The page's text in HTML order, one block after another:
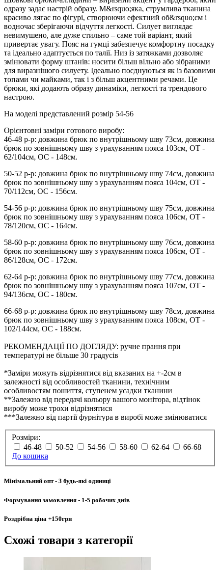
одразу задає настрій образу. М&rsquo;яка, струмлива тканина
красиво лягає по фігурі, створюючи ефектний об&rsquo;єм і
водночас зберігаючи відчуття легкості. Силует виглядає
невимушено, але дуже стильно – саме той варіант, який
привертає увагу. Пояс на гумці забезпечує комфортну посадку
та ідеально адаптується по талії. Низ із затяжками дозволяє
змінювати форму штанів: носити більш вільно або зібраними
для виразнішого силуету. Ідеально поєднуються як із базовими
топами чи майками, так і з більш акцентними речами. Це
брюки, які додають образу динаміки, легкості та трендового
настрою.
На моделі представлений розмір 54-56
Орієнтовні заміри готового виробу:
46-48 р-р: довжина брюк по внутрішньому шву 73см, довжина
брюк по зовнішньому шву з урахуванням пояса 103см, ОТ -
62/104см, ОС - 148см.
50-52 р-р: довжина брюк по внутрішньому шву 74см, довжина
брюк по зовнішньому шву з урахуванням пояса 104см, ОТ -
70/112см, ОС - 156см.
54-56 р-р: довжина брюк по внутрішньому шву 75см, довжина
брюк по зовнішньому шву з урахуванням пояса 106см, ОТ -
78/120см, ОС - 164см.
58-60 р-р: довжина брюк по внутрішньому шву 76см, довжина
брюк по зовнішньому шву з урахуванням пояса 106см, ОТ -
86/128см, ОС - 172см.
62-64 р-р: довжина брюк по внутрішньому шву 77см, довжина
брюк по зовнішньому шву з урахуванням пояса 107см, ОТ -
94/136см, ОС - 180см.
66-68 р-р: довжина брюк по внутрішньому шву 78см, довжина
брюк по зовнішньому шву з урахуванням пояса 108см, ОТ -
102/144см, ОС - 188см.
РЕКОМЕНДАЦІЇ ПО ДОГЛЯДУ: ручне прання при
температурі не більше 30 градусів
*Заміри можуть відрізнятися від вказаних на +-2см в
залежності від особливостей тканини, технічним
особливостям пошиття, ступенем усадки тканини
**Залежно від передачі кольору вашого монітора, відтінок
виробу може трохи відрізнятися
***Залежно від партії фурнітура в виробі може змінюватися
Розміри:
46-48
50-52 54-56 58-60 62-64
66-68
До кошика
Мінімальний опт- 3 будь-які одиниці
Формування замовлення - 1-5 робочих днів
Роздрібна ціна +150грн
Схожі товари з категорії